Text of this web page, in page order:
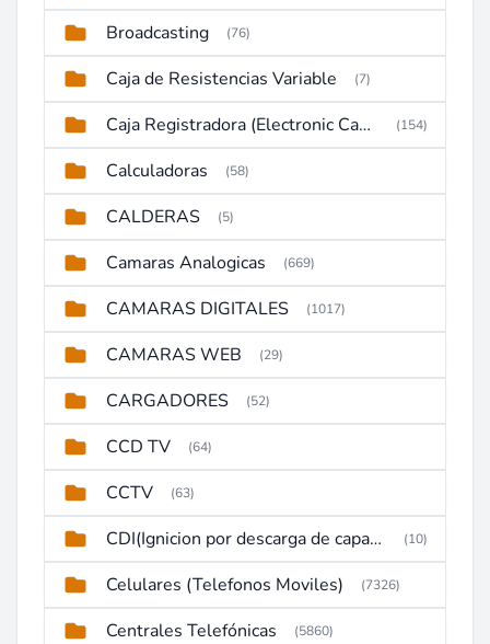
Broadcasting (76)
Caja de Resistencias Variable (7)
Caja Registradora (Electronic Cash Register) (154)
Calculadoras (58)
CALDERAS (5)
Camaras Analogicas (669)
CAMARAS DIGITALES (1017)
CAMARAS WEB (29)
CARGADORES (52)
CCD TV (64)
CCTV (63)
CDI(Ignicion por descarga de capacitor) (10)
Celulares (Telefonos Moviles) (7326)
Centrales Telefónicas (5860)